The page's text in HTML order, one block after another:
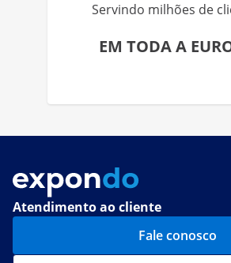
Servindo milhões de
EM TODA A
Atendimento ao cliente
Fale conosco